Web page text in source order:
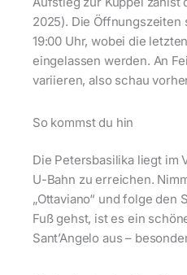
2025). Die Öffnungszeiten
19:00 Uhr, wobei die
eingelassen werden. An
variieren, also schau
So kommst du hin
Die Petersbasilika liegt im
U-Bahn zu erreichen.
„Ottaviano“ und folge den
Fuß gehst, ist es ein
Sant’Angelo aus –